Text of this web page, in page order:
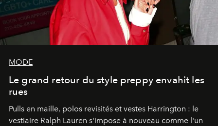
MODE
Le grand retour du style preppy envahit les
rues
Pulls en maille, polos revisités et vestes Harrington : le
vestiaire Ralph Lauren s'impose à nouveau comme l'un